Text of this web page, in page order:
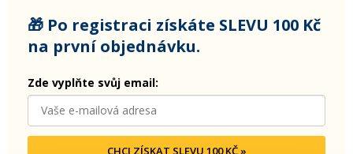
🎁 Po registraci získáte SLEVU 100 Kč
na první objednávku.
Zde vyplňte svůj email:
CHCI ZÍSKAT SLEVU 100 KČ »